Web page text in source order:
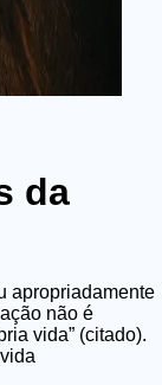
da
apropriadamente
não é
vida” (citado).